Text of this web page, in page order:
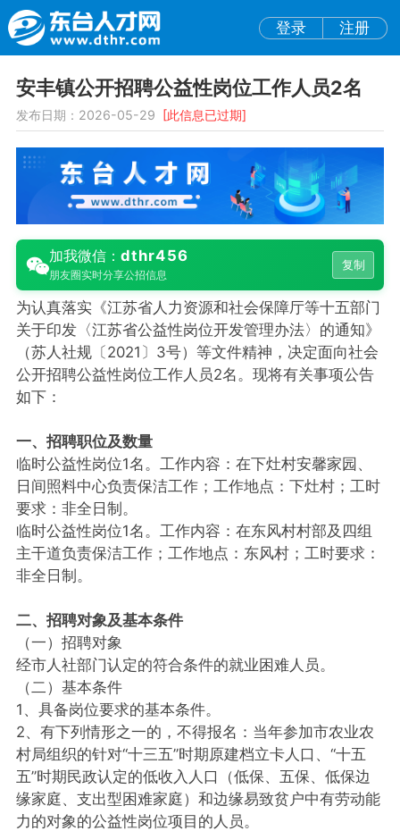
登录 注册
安丰镇公开招聘公益性岗位工作人员2名
发布日期：2026-05-29 [此信息已过期]
加我微信： dthr456
朋友圈实时分享公招信息
复制
为认真落实《江苏省人力资源和社会保障厅等十五部门
关于印发〈江苏省公益性岗位开发管理办法〉的通知》
（苏人社规〔2021〕3号）等文件精神，决定面向社会
公开招聘公益性岗位工作人员2名。现将有关事项公告
如下：
一、招聘职位及数量
临时公益性岗位1名。工作内容：在下灶村安馨家园、
日间照料中心负责保洁工作；工作地点：下灶村；工时
要求：非全日制。
临时公益性岗位1名。工作内容：在东风村村部及四组
主干道负责保洁工作；工作地点：东风村；工时要求：
非全日制。
二、招聘对象及基本条件
（一）招聘对象
经市人社部门认定的符合条件的就业困难人员。
（二）基本条件
1、具备岗位要求的基本条件。
2、有下列情形之一的，不得报名：当年参加市农业农
村局组织的针对“十三五”时期原建档立卡人口、“十五
五”时期民政认定的低收入人口（低保、五保、低保边
缘家庭、支出型困难家庭）和边缘易致贫户中有劳动能
力的对象的公益性岗位项目的人员。